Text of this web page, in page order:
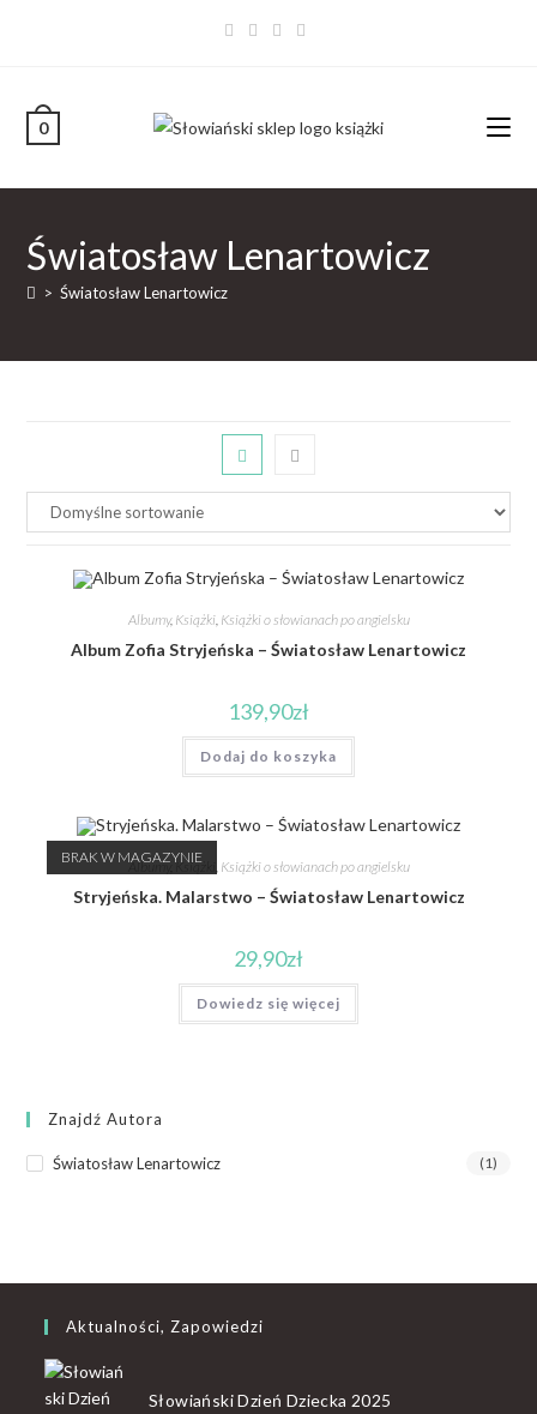
0
Światosław Lenartowicz
> Światosław Lenartowicz
Albumy, Książki, Książki o słowianach po angielsku
Album Zofia Stryjeńska – Światosław Lenartowicz
139,90zł
Dodaj do koszyka
BRAK W MAGAZYNIE
Albumy, Książki , Książki o słowianach po angielsku
Stryjeńska. Malarstwo – Światosław Lenartowicz
29,90zł
Dowiedz się więcej
Znajdź Autora
Światosław Lenartowicz (1)
Aktualności, Zapowiedzi
Słowiański Dzień Dziecka 2025